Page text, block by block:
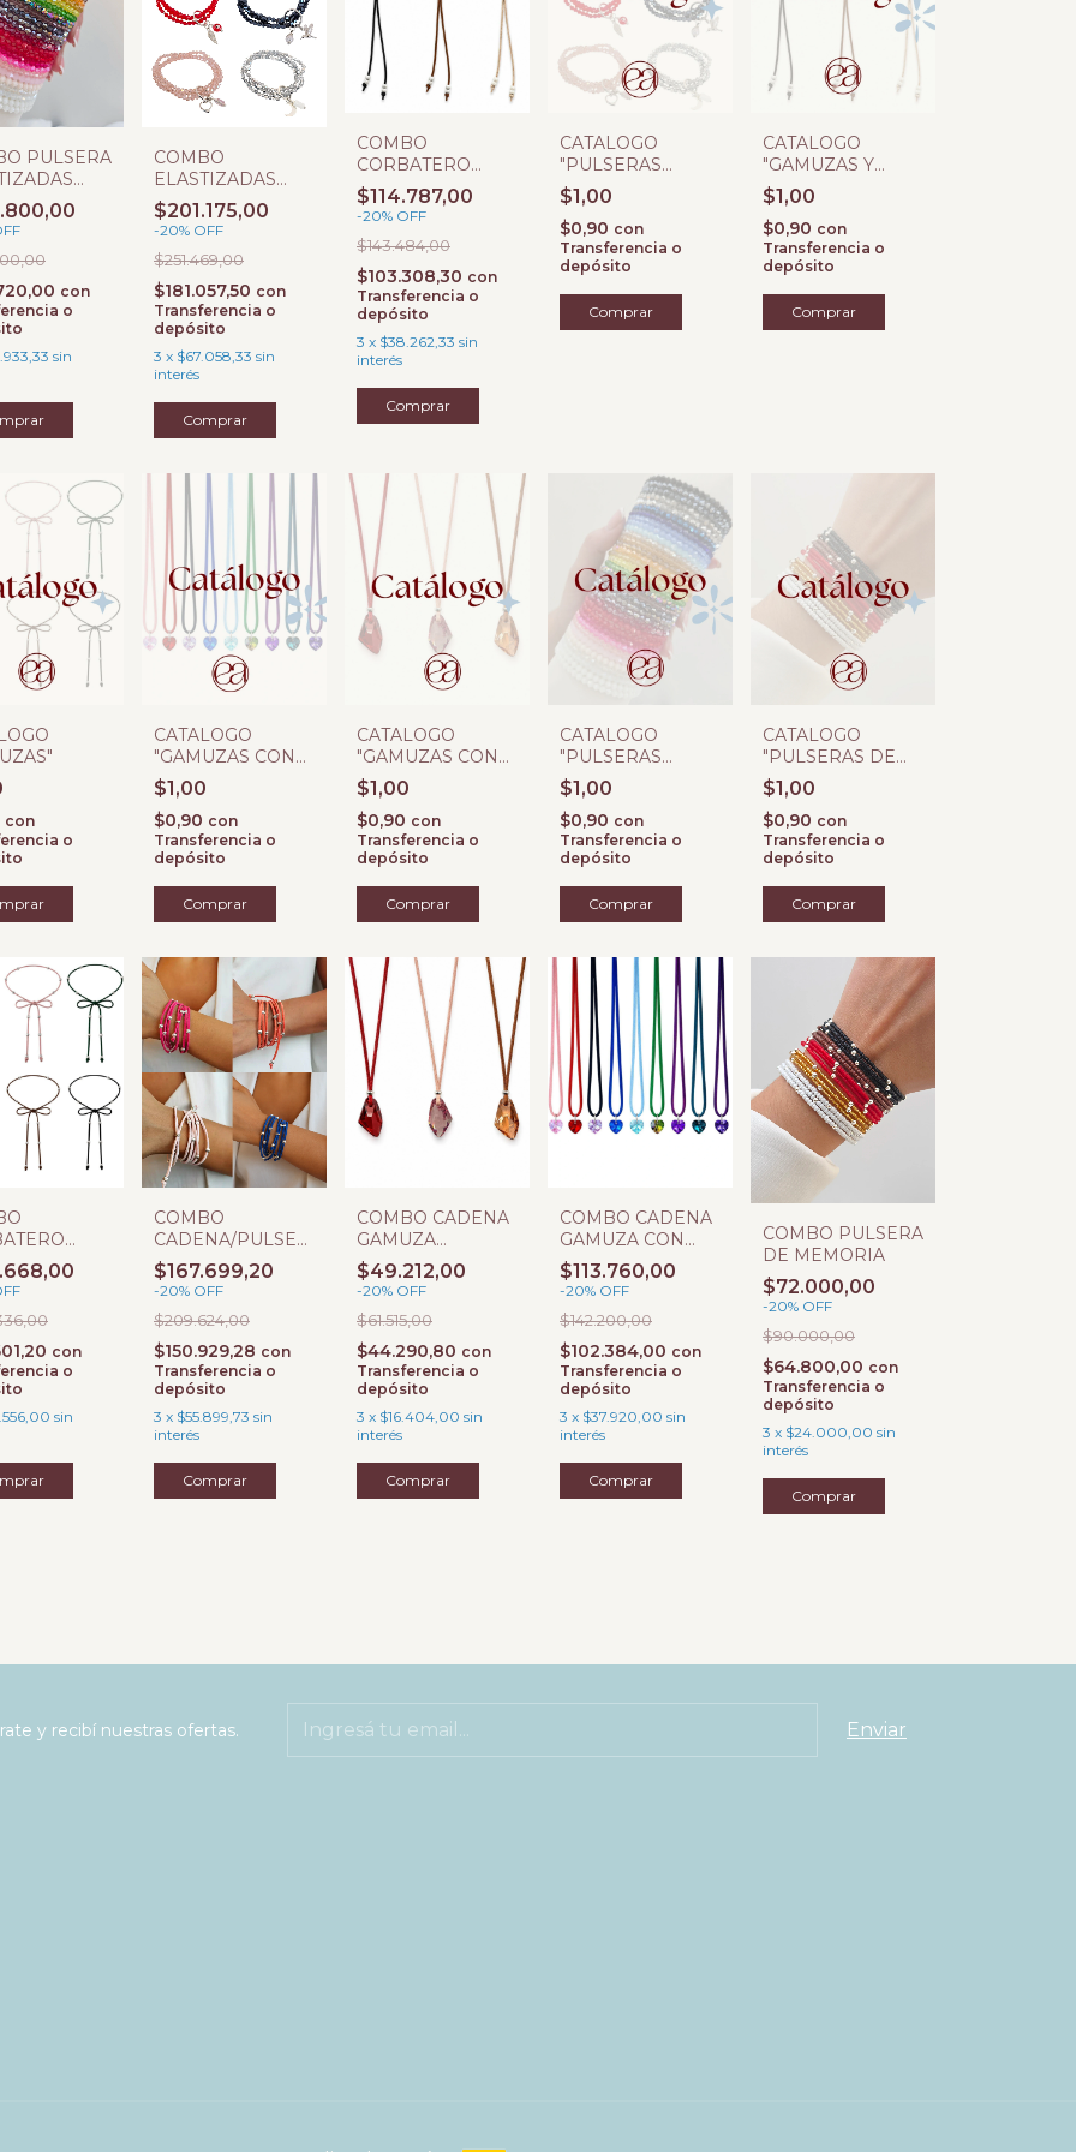
PULSERA
con
o
sin
COMBO
ELASTIZADAS
TRIPLES DE
BICONOS
$201.175,00
-20% OFF
$251.469,00
$181.057,50 con
Transferencia o
depósito
3 x $67.058,33 sin
interés
COMBO
CORBATERO
GAMUZA CON
DIJE
$114.787,00
-20% OFF
$143.484,00
$103.308,30 con
Transferencia o
depósito
3 x $38.262,33 sin
interés
CATALOGO
"PULSERAS
ELASTIZADAS
MULTIPLES"
$1,00
$0,90 con
Transferencia o
depósito
CATALOGO
"GAMUZAS Y
DIJES"
$1,00
$0,90 con
Transferencia o
depósito
con
o
CATALOGO
"GAMUZAS CON
CORAZON SW"
$1,00
$0,90 con
Transferencia o
depósito
CATALOGO
"GAMUZAS CON
CRISTAL SW"
$1,00
$0,90 con
Transferencia o
depósito
CATALOGO
"PULSERAS
ELASTIZADAS"
$1,00
$0,90 con
Transferencia o
depósito
CATALOGO
"PULSERAS DE
MEMORIA"
$1,00
$0,90 con
Transferencia o
depósito
CON
RAYADAS
con
o
sin
COMBO
CADENA/PULSERA
GAMUZA CON
BOLITAS
$167.699,20
-20% OFF
$209.624,00
$150.929,28 con
Transferencia o
depósito
3 x $55.899,73 sin
interés
COMBO CADENA
GAMUZA
AJUSTABLE CON
DIJE SW
$49.212,00
-20% OFF
$61.515,00
$44.290,80 con
Transferencia o
depósito
3 x $16.404,00 sin
interés
COMBO CADENA
GAMUZA CON
DIJE CORAZON
SW
$113.760,00
-20% OFF
$142.200,00
$102.384,00 con
Transferencia o
depósito
3 x $37.920,00 sin
interés
COMBO PULSERA
DE MEMORIA
$72.000,00
-20% OFF
$90.000,00
$64.800,00 con
Transferencia o
depósito
3 x $24.000,00 sin
interés
y recibí nuestras ofertas.